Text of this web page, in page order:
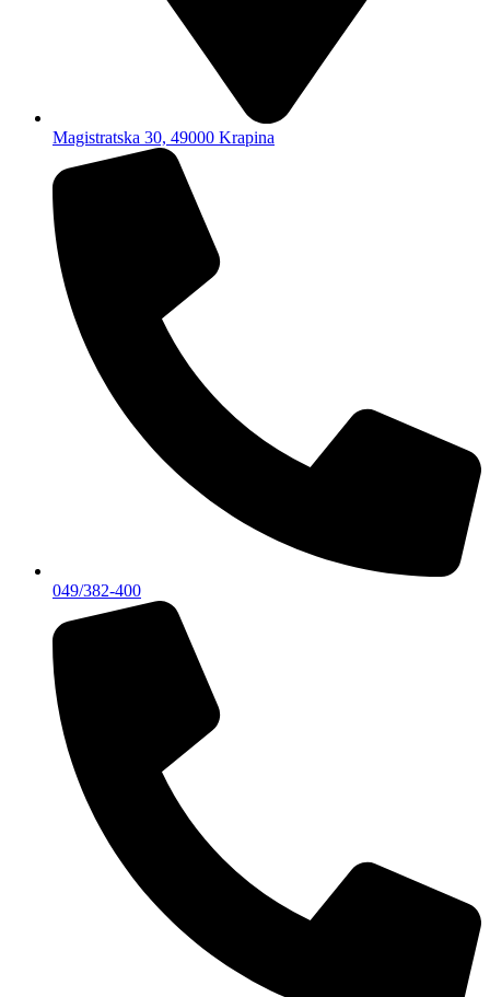
Magistratska 30, 49000 Krapina
049/382-400